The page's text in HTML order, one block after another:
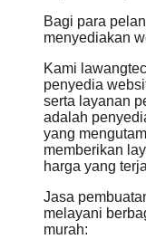
Bagi para
menyediakan
Kami
penyedia
serta layanan
adalah
yang
memberikan
harga yang
Jasa
melayani
murah: